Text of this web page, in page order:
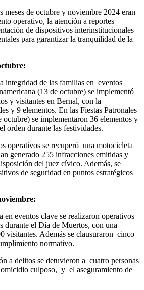
meses de octubre y noviembre 2024 eran
operativo, la atención a reportes
de dispositivos interinstitucionales
para garantizar la tranquilidad de la
integridad de las familias en eventos
(13 de octubre) se implementó
y visitantes en Bernal, con la
y 9 elementos. En las Fiestas Patronales
octubre) se implementaron 36 elementos y
orden durante las festividades.
operativos se recuperó una motocicleta
generado 255 infracciones emitidas y
del juez cívico. Además, se
de seguridad en puntos estratégicos
en eventos clave se realizaron operativos
durante el Día de Muertos, con una
visitantes. Además se clausuraron cinco
normativo.
a delitos se detuvieron a cuatro personas
culposo, y el aseguramiento de